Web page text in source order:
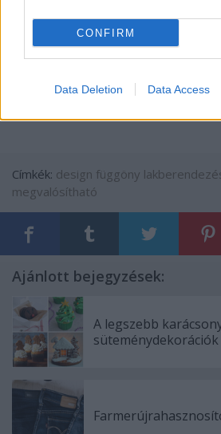
CONFIRM
Data Deletion Data Access
A cikk megírását a Provident
Címkék: design függöny
megvalósítható
Ajánlott bejegyzések:
A legszebb
süteménydekorációk